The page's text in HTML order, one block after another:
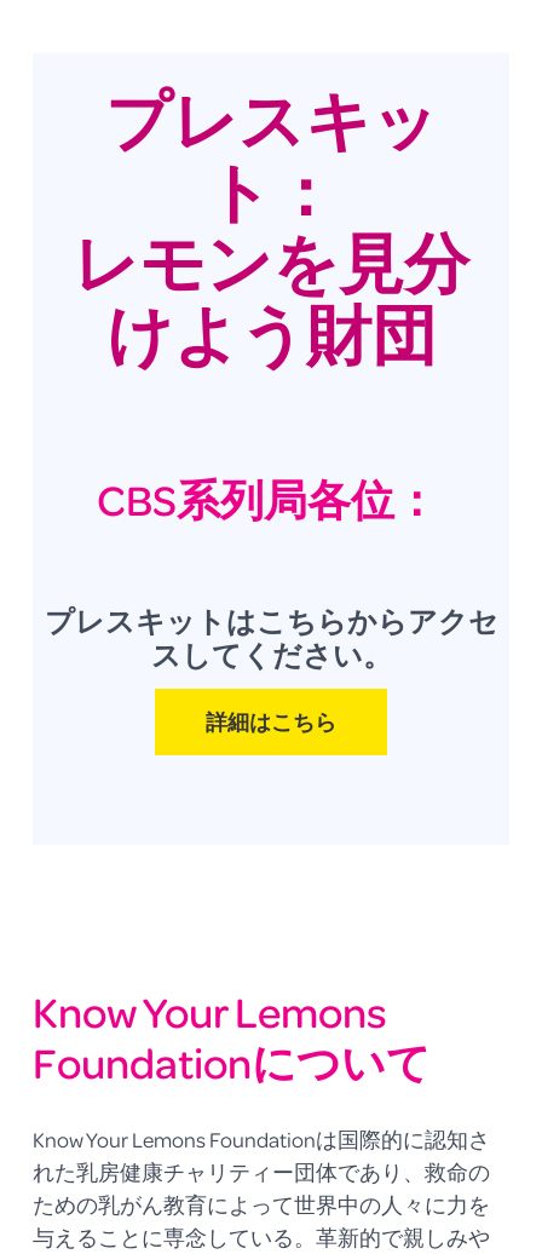
プレスキッ
ト：
レモンを見分
けよう財団
CBS系列局各位：
プレスキットはこちらからアクセ
スしてください。
詳細はこちら
Know Your Lemons
Foundationについて
Know Your Lemons Foundationは国際的に認知さ
れた乳房健康チャリティー団体であり、救命の
ための乳がん教育によって世界中の人々に力を
与えることに専念している。革新的で親しみや